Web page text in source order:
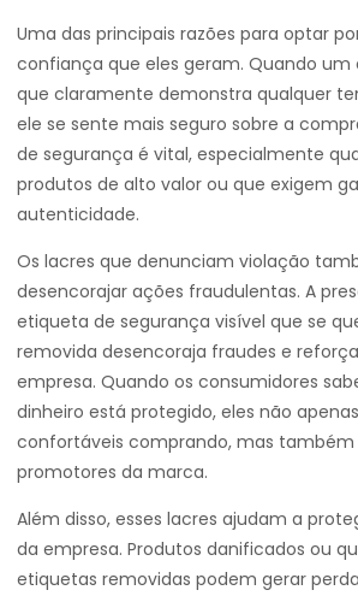
Uma das principais razões para optar
confiança que eles geram. Quando
que claramente demonstra qualquer
ele se sente mais seguro sobre a
de segurança é vital, especialmente
produtos de alto valor ou que exigem
autenticidade.
Os lacres que denunciam violação
desencorajar ações fraudulentas. A
etiqueta de segurança visível que se
removida desencoraja fraudes e
empresa. Quando os consumidores
dinheiro está protegido, eles não
confortáveis comprando, mas
promotores da marca.
Além disso, esses lacres ajudam a
da empresa. Produtos danificados ou
etiquetas removidas podem gerar